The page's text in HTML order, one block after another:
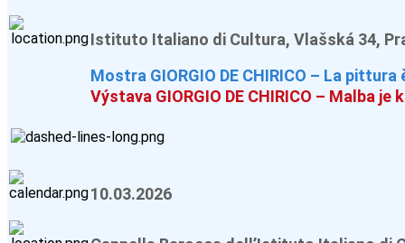
Istituto Italiano di Cultura, Vlašská 34,
Mostra GIORGIO DE CHIRICO – La pittura
Výstava GIORGIO DE CHIRICO – Malba je
10.03.2026